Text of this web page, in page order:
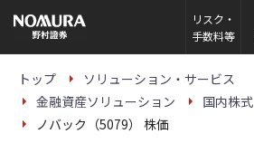
の
ー
リスク・
手数料等
トップ
ソリューション・サービス
金融資産ソリューション
国内株式
ノバック（5079） 株価